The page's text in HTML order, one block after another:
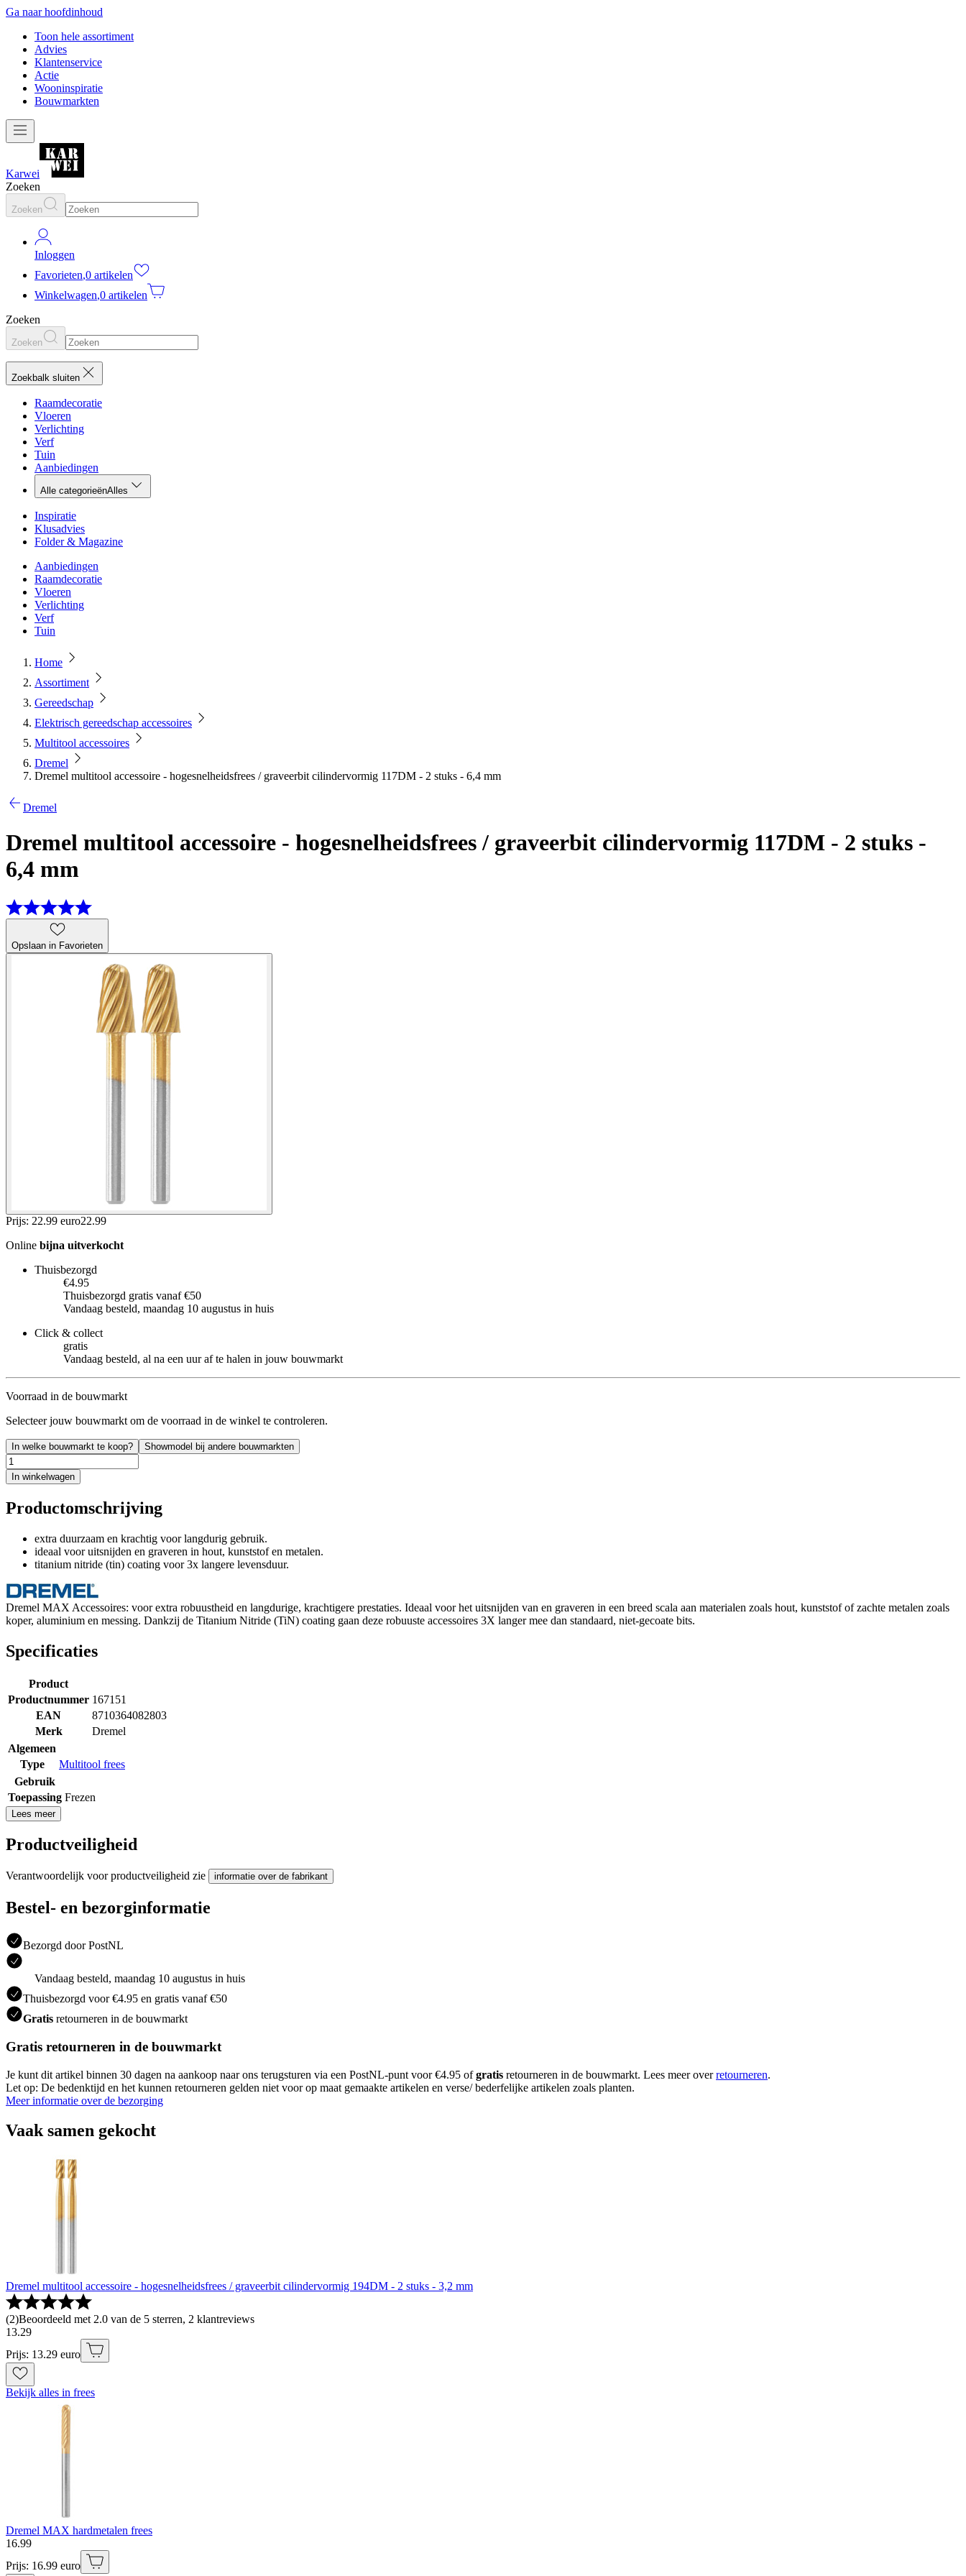
Ga naar hoofdinhoud
Toon hele assortiment
Advies
Klantenservice
Actie
Wooninspiratie
Bouwmarkten
Karwei
Zoeken
Zoeken
Inloggen
Favorieten,0 artikelen
Winkelwagen,0 artikelen
Zoeken
Zoeken
Zoekbalk sluiten
Raamdecoratie
Vloeren
Verlichting
Verf
Tuin
Aanbiedingen
Alle categorieënAlles
Inspiratie
Klusadvies
Folder & Magazine
Aanbiedingen
Raamdecoratie
Vloeren
Verlichting
Verf
Tuin
Home
Assortiment
Gereedschap
Elektrisch gereedschap accessoires
Multitool accessoires
Dremel
Dremel multitool accessoire - hogesnelheidsfrees / graveerbit cilindervormig 117DM - 2 stuks - 6,4 mm
Dremel
Dremel multitool accessoire - hogesnelheidsfrees / graveerbit cilindervormig 117DM - 2 stuks -
6,4 mm
Opslaan in Favorieten
Prijs: 22.99 euro22.99
Online bijna uitverkocht
Thuisbezorgd
€4.95
Thuisbezorgd gratis vanaf €50
Vandaag besteld, maandag 10 augustus in huis
Click & collect
gratis
Vandaag besteld, al na een uur af te halen in jouw bouwmarkt
Voorraad in de bouwmarkt
Selecteer jouw bouwmarkt om de voorraad in de winkel te controleren.
In welke bouwmarkt te koop? Showmodel bij andere bouwmarkten
In winkelwagen
Productomschrijving
extra duurzaam en krachtig voor langdurig gebruik.
ideaal voor uitsnijden en graveren in hout, kunststof en metalen.
titanium nitride (tin) coating voor 3x langere levensduur.
Dremel MAX Accessoires: voor extra robuustheid en langdurige, krachtigere prestaties. Ideaal voor het uitsnijden van en graveren in een breed scala aan materialen zoals hout, kunststof of zachte metalen zoals
koper, aluminium en messing. Dankzij de Titanium Nitride (TiN) coating gaan deze robuuste accessoires 3X langer mee dan standaard, niet-gecoate bits.
Specificaties
Product
Productnummer 167151
EAN
8710364082803
Merk
Dremel
Algemeen
Type
Multitool frees
Gebruik
Toepassing Frezen
Lees meer
Productveiligheid
Verantwoordelijk voor productveiligheid zie informatie over de fabrikant
Bestel- en bezorginformatie
Bezorgd door PostNL
Vandaag besteld, maandag 10 augustus in huis
Thuisbezorgd voor €4.95 en gratis vanaf €50
Gratis retourneren in de bouwmarkt
Gratis retourneren in de bouwmarkt
Je kunt dit artikel binnen 30 dagen na aankoop naar ons terugsturen via een PostNL-punt voor €4.95 ofgratis retourneren in de bouwmarkt. Lees meer overretourneren.
Let op: De bedenktijd en het kunnen retourneren gelden niet voor op maat gemaakte artikelen en verse/ bederfelijke artikelen zoals planten.
Meer informatie over de bezorging
Vaak samen gekocht
Dremel multitool accessoire - hogesnelheidsfrees / graveerbit cilindervormig 194DM - 2 stuks - 3,2 mm
(2)Beoordeeld met 2.0 van de 5 sterren, 2 klantreviews
13.29
Prijs: 13.29 euro
Bekijk alles in frees
Dremel MAX hardmetalen frees
16.99
Prijs: 16.99 euro